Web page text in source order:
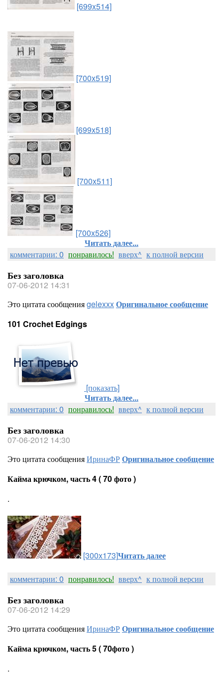
[699x514]
[700x519]
[699x518]
[700x511]
[700x526]
Читать далее...
комментарии: 0 понравилось! вверх^ к полной версии
Без заголовка
07-06-2012 14:31
Это цитата сообщенияgelexxxОригинальное сообщение
101 Crochet Edgings
[показать]
Читать далее...
комментарии: 0 понравилось! вверх^ к полной версии
Без заголовка
07-06-2012 14:30
Это цитата сообщенияИринаФРОригинальное сообщение
Кайма крючком, часть 4 ( 70 фото )
.
[300x173]Читать далее
комментарии: 0 понравилось! вверх^ к полной версии
Без заголовка
07-06-2012 14:29
Это цитата сообщенияИринаФРОригинальное сообщение
Кайма крючком, часть 5 ( 70фото )
.